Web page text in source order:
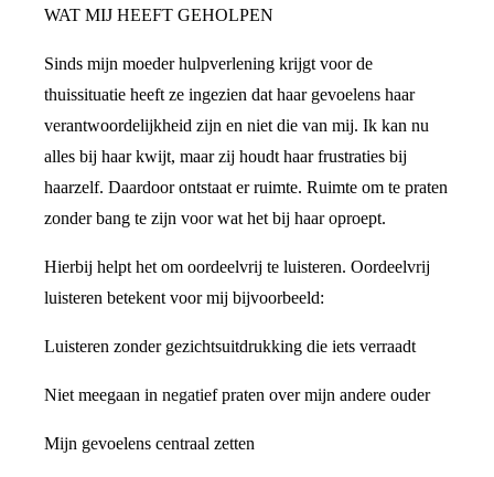
WAT MIJ HEEFT GEHOLPEN
Sinds mijn moeder hulpverlening krijgt voor de
thuissituatie heeft ze ingezien dat haar gevoelens haar
verantwoordelijkheid zijn en niet die van mij. Ik kan nu
alles bij haar kwijt, maar zij houdt haar frustraties bij
haarzelf. Daardoor ontstaat er ruimte. Ruimte om te praten
zonder bang te zijn voor wat het bij haar oproept.
Hierbij helpt het om oordeelvrij te luisteren. Oordeelvrij
luisteren betekent voor mij bijvoorbeeld:
Luisteren zonder gezichtsuitdrukking die iets verraadt
Niet meegaan in negatief praten over mijn andere ouder
Mijn gevoelens centraal zetten